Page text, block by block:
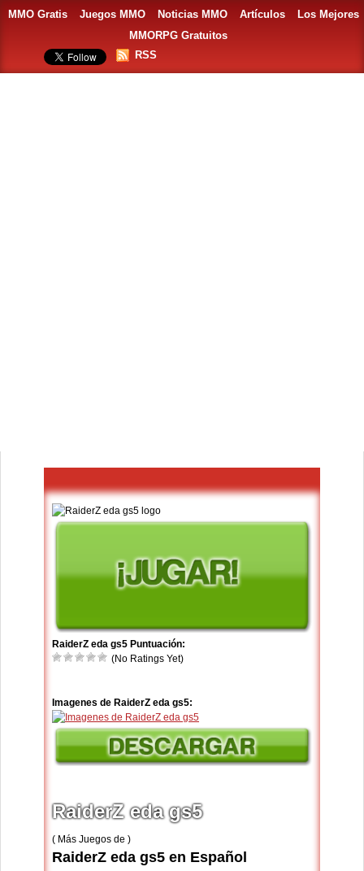
MMO Gratis Juegos MMO Noticias MMO Artículos
Los Mejores
MMORPG Gratuitos
RSS
RaiderZ eda gs5 Puntuación:
(No Ratings Yet)
Imagenes de RaiderZ eda gs5:
RaiderZ eda gs5
( Más Juegos de )
RaiderZ eda gs5 en Español